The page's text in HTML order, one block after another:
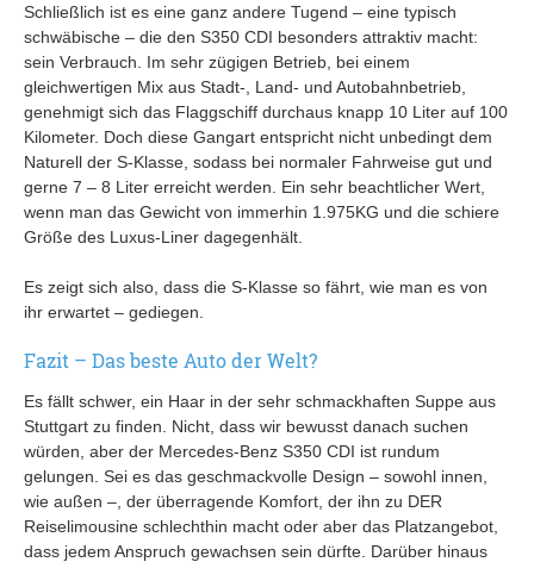
Schließlich ist es eine ganz andere Tugend – eine typisch
schwäbische – die den S350 CDI besonders attraktiv macht:
sein Verbrauch. Im sehr zügigen Betrieb, bei einem
gleichwertigen Mix aus Stadt-, Land- und Autobahnbetrieb,
genehmigt sich das Flaggschiff durchaus knapp 10 Liter auf 100
Kilometer. Doch diese Gangart entspricht nicht unbedingt dem
Naturell der S-Klasse, sodass bei normaler Fahrweise gut und
gerne 7 – 8 Liter erreicht werden. Ein sehr beachtlicher Wert,
wenn man das Gewicht von immerhin 1.975KG und die schiere
Größe des Luxus-Liner dagegenhält.
Es zeigt sich also, dass die S-Klasse so fährt, wie man es von
ihr erwartet – gediegen.
Fazit – Das beste Auto der Welt?
Es fällt schwer, ein Haar in der sehr schmackhaften Suppe aus
Stuttgart zu finden. Nicht, dass wir bewusst danach suchen
würden, aber der Mercedes-Benz S350 CDI ist rundum
gelungen. Sei es das geschmackvolle Design – sowohl innen,
wie außen –, der überragende Komfort, der ihn zu DER
Reiselimousine schlechthin macht oder aber das Platzangebot,
dass jedem Anspruch gewachsen sein dürfte. Darüber hinaus